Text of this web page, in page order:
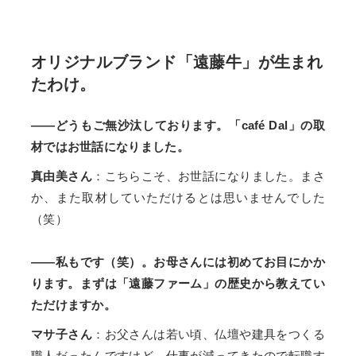
オリジナルブランド「遠藤牛」が生まれ
たわけ。
——どうもご無沙汰しております。「café Dal」の取
材ではお世話になりました。
真由美さん ：こちらこそ、お世話になりました。まさ
か、また取材していただけるとは思いませんでした
（笑）
——私もです（笑）。お母さんには初めてお目にかか
ります。まずは「遠藤ファーム」の歴史から教えてい
ただけますか。
マサ子さん ：お父さんは若い頃、仏壇や建具をつくる